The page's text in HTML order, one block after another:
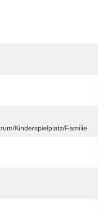
Kinderspielplatz/Familie